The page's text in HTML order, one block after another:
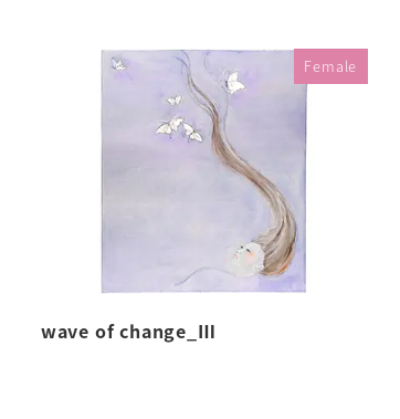
Female
wave of change_Ⅲ